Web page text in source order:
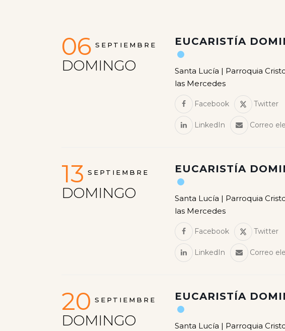
06 SEPTIEMBRE
DOMINGO
EUCARISTÍA
Santa Lucía | Parroquia
las Mercedes
Facebook Twitter
LinkedIn Correo
13 SEPTIEMBRE
DOMINGO
EUCARISTÍA
Santa Lucía | Parroquia
las Mercedes
Facebook Twitter
LinkedIn Correo
20 SEPTIEMBRE
DOMINGO
EUCARISTÍA
Santa Lucía | Parroquia